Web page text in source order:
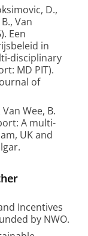
D.,
Van
Een
in
disciplinary
MD PIT).
of
Wee, B.
A multi-
UK and
Incentives
by NWO.